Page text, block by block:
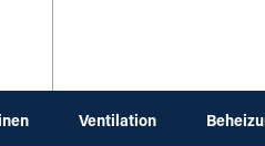
Ventilation